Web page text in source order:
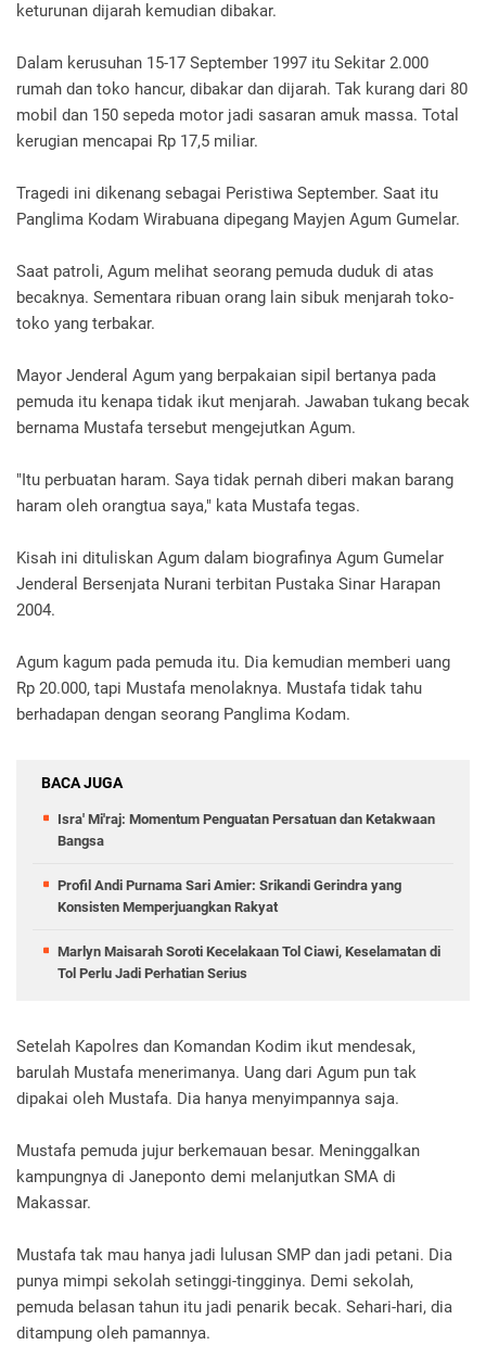
keturunan dijarah kemudian dibakar.
Dalam kerusuhan 15-17 September 1997 itu Sekitar 2.000
rumah dan toko hancur, dibakar dan dijarah. Tak kurang dari 80
mobil dan 150 sepeda motor jadi sasaran amuk massa. Total
kerugian mencapai Rp 17,5 miliar.
Tragedi ini dikenang sebagai Peristiwa September. Saat itu
Panglima Kodam Wirabuana dipegang Mayjen Agum Gumelar.
Saat patroli, Agum melihat seorang pemuda duduk di atas
becaknya. Sementara ribuan orang lain sibuk menjarah toko-
toko yang terbakar.
Mayor Jenderal Agum yang berpakaian sipil bertanya pada
pemuda itu kenapa tidak ikut menjarah. Jawaban tukang becak
bernama Mustafa tersebut mengejutkan Agum.
"Itu perbuatan haram. Saya tidak pernah diberi makan barang
haram oleh orangtua saya," kata Mustafa tegas.
Kisah ini dituliskan Agum dalam biografinya Agum Gumelar
Jenderal Bersenjata Nurani terbitan Pustaka Sinar Harapan
2004.
Agum kagum pada pemuda itu. Dia kemudian memberi uang
Rp 20.000, tapi Mustafa menolaknya. Mustafa tidak tahu
berhadapan dengan seorang Panglima Kodam.
BACA JUGA
Isra' Mi'raj: Momentum Penguatan Persatuan dan Ketakwaan
Bangsa
Profil Andi Purnama Sari Amier: Srikandi Gerindra yang
Konsisten Memperjuangkan Rakyat
Marlyn Maisarah Soroti Kecelakaan Tol Ciawi, Keselamatan di
Tol Perlu Jadi Perhatian Serius
Setelah Kapolres dan Komandan Kodim ikut mendesak,
barulah Mustafa menerimanya. Uang dari Agum pun tak
dipakai oleh Mustafa. Dia hanya menyimpannya saja.
Mustafa pemuda jujur berkemauan besar. Meninggalkan
kampungnya di Janeponto demi melanjutkan SMA di
Makassar.
Mustafa tak mau hanya jadi lulusan SMP dan jadi petani. Dia
punya mimpi sekolah setinggi-tingginya. Demi sekolah,
pemuda belasan tahun itu jadi penarik becak. Sehari-hari, dia
ditampung oleh pamannya.